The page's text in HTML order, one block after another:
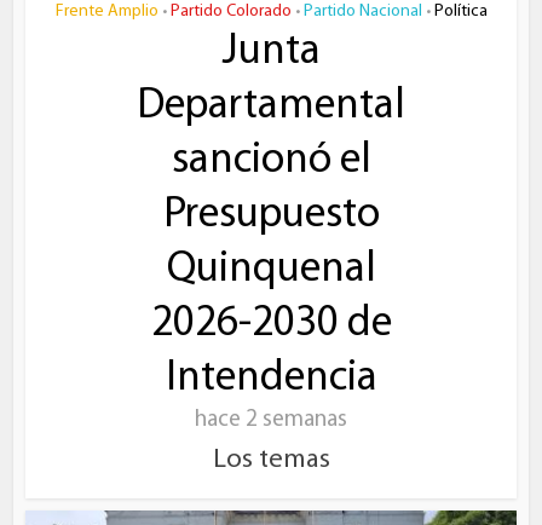
Frente Amplio • Partido Colorado • Partido Nacional • Política
Junta
Departamental
sancionó el
Presupuesto
Quinquenal
2026-2030 de
Intendencia
hace 2 semanas
Los temas